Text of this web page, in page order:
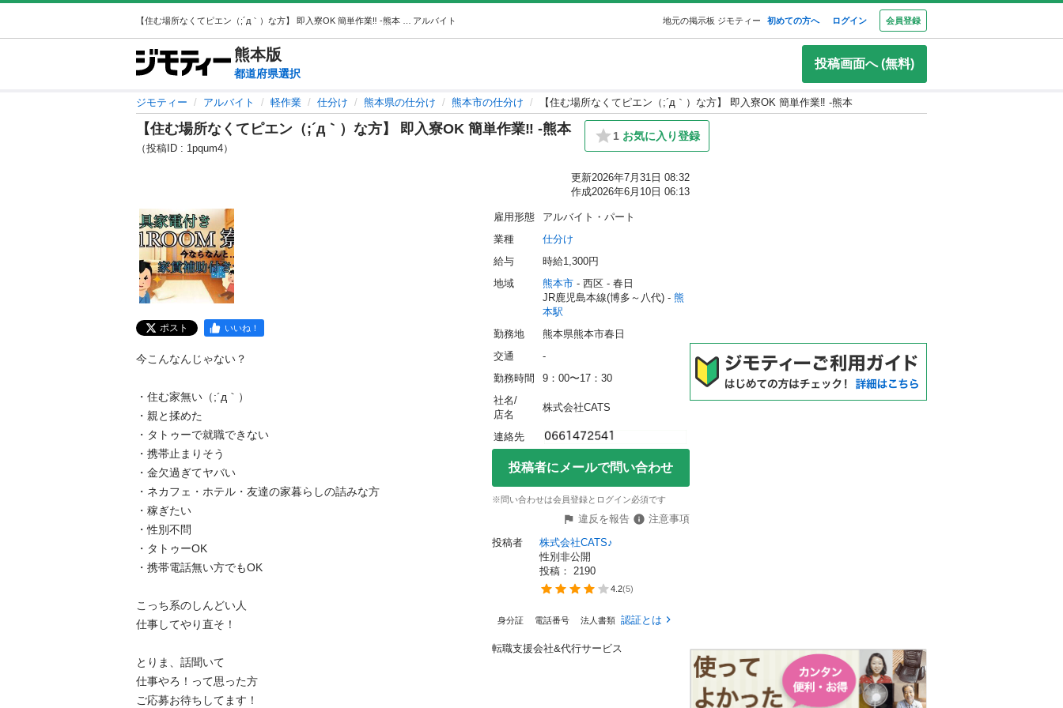
アルバイト 地元の掲示板 ジモティー 初めての方へ ログイン 会員登録
熊本版
都道府県選択
投稿画面へ (無料)
ジモティー アルバイト 軽作業 仕分け 熊本県の仕分け 熊本市の仕分け 【住む場所なくてピエン（;´д｀）な方】 即入寮OK 簡単作業‼ -熊本
【住む場所なくてピエン（;´д｀）な方】 即入寮OK 簡単作業‼ -熊本
（投稿ID : 1pqum4）
1 お気に入り登録
更新2026年7月31日 08:32
作成2026年6月10日 06:13
ポスト いいね！
今こんなんじゃない？
・住む家無い（;´д｀）
・親と揉めた
・タトゥーで就職できない
・携帯止まりそう
・金欠過ぎてヤバい
・ネカフェ・ホテル・友達の家暮らしの詰みな方
・稼ぎたい
・性別不問
・タトゥーOK
・携帯電話無い方でもOK
こっち系のしんどい人
仕事してやり直そ！
とりま、話聞いて
仕事やろ！って思った方
ご応募お待ちしてます！
雇用形態
アルバイト・パート
業種
仕分け
給与
時給1,300円
地域
熊本市 - 西区 - 春日
JR鹿児島本線(博多～八代) - 熊
本駅
勤務地
熊本県熊本市春日
交通
-
勤務時間
9：00〜17：30
社名/
店名
株式会社CATS
連絡先
投稿者にメールで問い合わせ
※問い合わせは会員登録とログイン必須です
違反を報告
注意事項
投稿者
株式会社CATS♪
性別非公開
投稿： 2190
4.2(5)
身分証 電話番号 法人書類 認証とは
転職支援会社&代行サービス